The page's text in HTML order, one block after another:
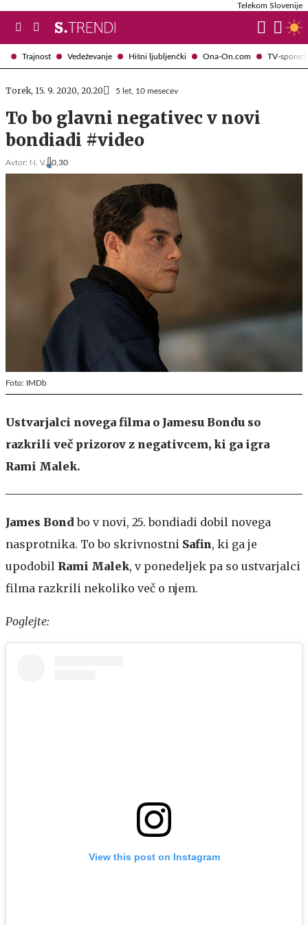
Trajnost Vedeževanje Hišni ljubljenčki Ona-On.com TV-spored
Telekom Slovenije
Torek, 15. 9. 2020, 20.20 5 let, 10 mesecev
To bo glavni negativec v novi
bondiadi #video
Avtor: N. V. 0,30
Foto: IMDb
Ustvarjalci novega filma o Jamesu Bondu so
razkrili več prizorov z negativcem, ki ga igra
Rami Malek.
James Bond bo v novi, 25. bondiadi dobil novega
nasprotnika. To bo skrivnostni Safin, ki ga je
upodobil Rami Malek, v ponedeljek pa so ustvarjalci
filma razkrili nekoliko več o njem.
Poglejte:
View this post on Instagram